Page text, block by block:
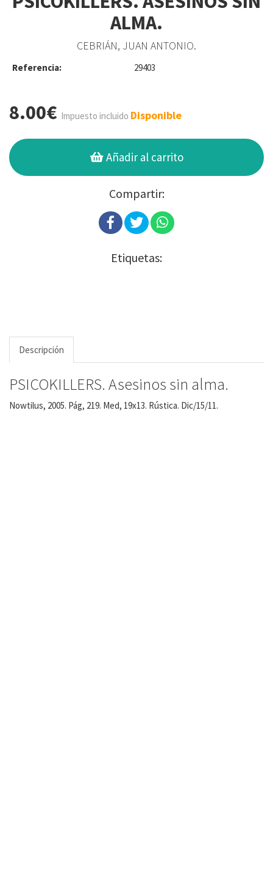
ALMA.
CEBRIÁN, JUAN ANTONIO.
Referencia: 29403
8.00€ Impuesto incluido Disponible
Añadir al carrito
Compartir:
Etiquetas:
Descripción
PSICOKILLERS. Asesinos sin alma.
Nowtilus, 2005. Pág, 219. Med, 19x13. Rústica. Dic/15/11.